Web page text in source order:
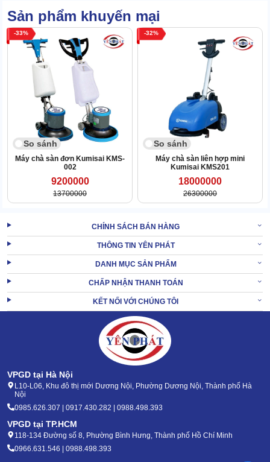
Trước đây người dùng phải làm sạch sàn bằng phương pháp thủ
công với bàn chải, cây lau, xô chậu,... rất vất vả. Đặc biệt, tốn
nhiều nhân công cho những khu vực sàn rộng. Tuy nhiên, với máy
chà liên hợp Kumisai KMS-50B 2 in 1, sức lao động được giải
phóng siêu hiệu quả.
Máy được tích hợp 2 tính năng chà - hút với các bộ đôi phụ kiện đi
cùng là thùng chứa hóa chất - thùng chứa chất bẩn, bàn chải - cần
Chỉ 1 lượt đi máy là sàn đã được đánh sạch, hút khô. Người dùng
giờ đây chỉ cần đi sau máy để điều khiển mà không hề mất sức.
2.2 Làm sạch nhanh, tiết kiệm thời gian
Kumisai KMS-50B thuộc top giải pháp chà sàn cực nhanh và hiệu
quả nhất hiện nay nhờ đa tính năng cùng thiết kế tiện dụng.
Máy có motor chà 550W cho tốc độ đánh bàn chải 200 rpm, size
bàn chải lớn nên có động rộng chà 510mm. Cho nên hiệu suất làm
Sản phẩm khuyến mại
33
So sánh
Máy chà sàn đơn Kumisai KMS-
002
9200000
13700000
32
So sánh
Máy chà sàn liên hợp mini
Kumisai KMS201
18000000
26300000
CHÍNH SÁCH BÁN HÀNG
THÔNG TIN YÊN PHÁT
DANH MỤC SẢN PHẨM
CHẤP NHẬN THANH TOÁN
KẾT NỐI VỚI CHÚNG TÔI
VPGD tại Hà Nội
L10-L06, Khu đô thị mới Dương Nội, Phường Dương Nội, Thành phố Hà
Nội
0985.626.307 | 0917.430.282 | 0988.498.393
VPGD tại TP.HCM
118-134 Đường số 8, Phường Bình Hưng, Thành phố Hồ Chí Minh
0966.631.546 | 0988.498.393